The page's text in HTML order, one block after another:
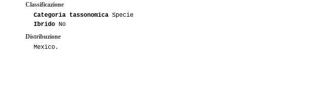
Classificazione
Categoria tassonomica Specie
Ibrido No
Distribuzione
Mexico.